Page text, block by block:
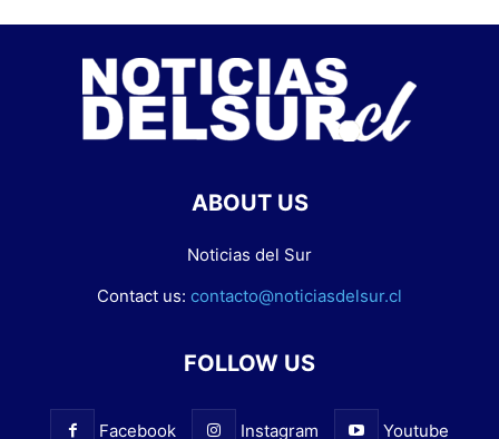
ABOUT US
Noticias del Sur
Contact us: contacto@noticiasdelsur.cl
FOLLOW US
Facebook Instagram Youtube